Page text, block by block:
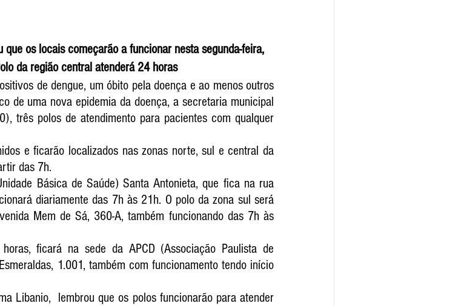
os locais começarão a funcionar nesta segunda-feira,
da região central atenderá 24 horas
de dengue, um óbito pela doença e ao menos outros
de uma nova epidemia da doença, a secretaria municipal
três polos de atendimento para pacientes com qualquer
e ficarão localizados nas zonas norte, sul e central da
das 7h.
Básica de Saúde) Santa Antonieta, que fica na rua
diariamente das 7h às 21h. O polo da zona sul será
Mem de Sá, 360-A, também funcionando das 7h às
ficará na sede da APCD (Associação Paulista de
1.001, também com funcionamento tendo início
Libanio,  lembrou que os polos funcionarão para atender